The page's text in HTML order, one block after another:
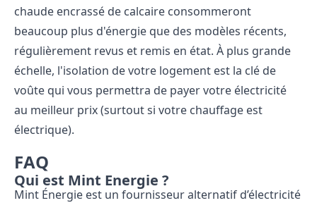
chaude encrassé de calcaire consommeront
beaucoup plus d'énergie que des modèles récents,
régulièrement revus et remis en état. À plus grande
échelle, l'isolation de votre logement est la clé de
voûte qui vous permettra de payer votre électricité
au meilleur prix (surtout si votre chauffage est
électrique).
FAQ
Qui est Mint Energie ?
Mint Énergie est un fournisseur alternatif d’électricité